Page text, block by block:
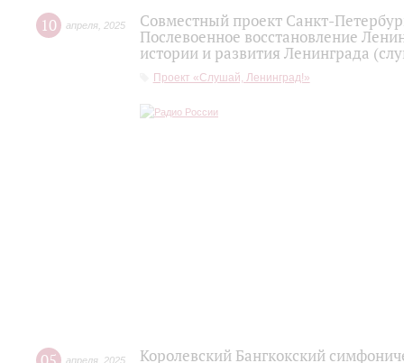
10 апреля 2025
Совместный проект Санкт-
Послевоенное восстановление
истории и развития Ленинграда
Проект «Слушай, Ленинград!»
апреля 2025
Королевский Бангкокский